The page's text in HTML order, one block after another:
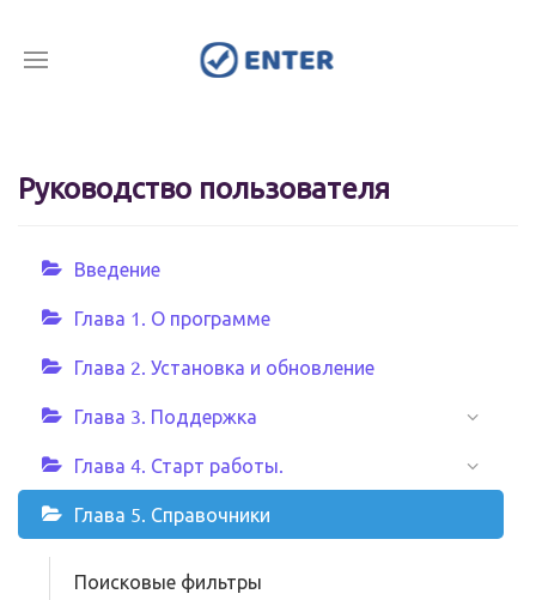
Руководство пользователя
Введение
Глава 1. О программе
Глава 2. Установка и обновление
Глава 3. Поддержка
Глава 4. Старт работы.
Глава 5. Справочники
Поисковые фильтры